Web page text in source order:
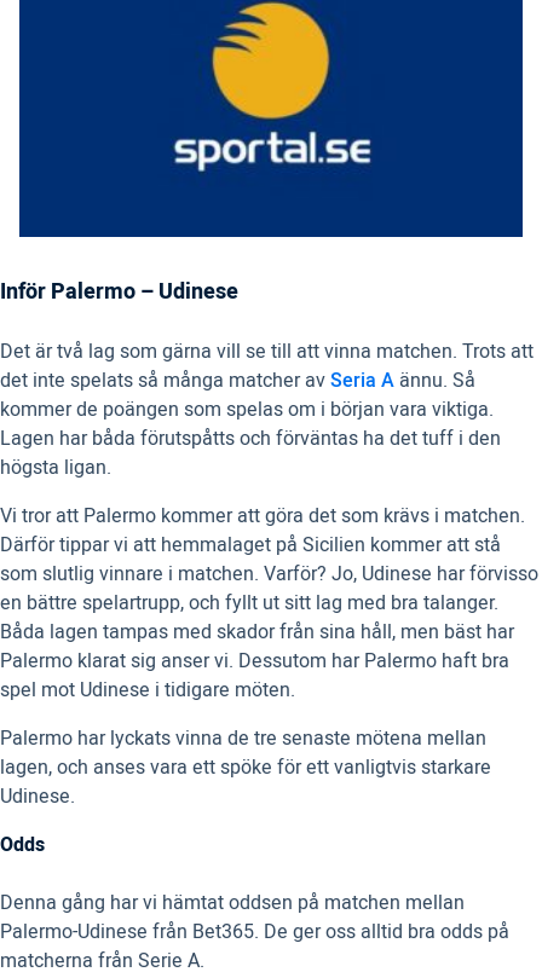
Inför Palermo – Udinese
Det är två lag som gärna vill se till att vinna matchen. Trots att
det inte spelats så många matcher avSeria A ännu. Så
kommer de poängen som spelas om i början vara viktiga.
Lagen har båda förutspåtts och förväntas ha det tuff i den
högsta ligan.
Vi tror att Palermo kommer att göra det som krävs i matchen.
Därför tippar vi att hemmalaget på Sicilien kommer att stå
som slutlig vinnare i matchen. Varför? Jo, Udinese har förvisso
en bättre spelartrupp, och fyllt ut sitt lag med bra talanger.
Båda lagen tampas med skador från sina håll, men bäst har
Palermo klarat sig anser vi. Dessutom har Palermo haft bra
spel mot Udinese i tidigare möten.
Palermo har lyckats vinna de tre senaste mötena mellan
lagen, och anses vara ett spöke för ett vanligtvis starkare
Udinese.
Odds
Denna gång har vi hämtat oddsen på matchen mellan
Palermo-Udinese från Bet365. De ger oss alltid bra odds på
matcherna från Serie A.